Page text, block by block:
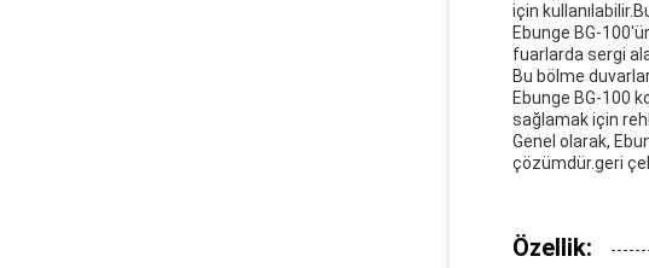
için
Ebunge BG-
fuarlarda sergi
Bu bölme
Ebunge BG-100
sağlamak için
Genel olarak,
çözümdür.geri
Özellik: